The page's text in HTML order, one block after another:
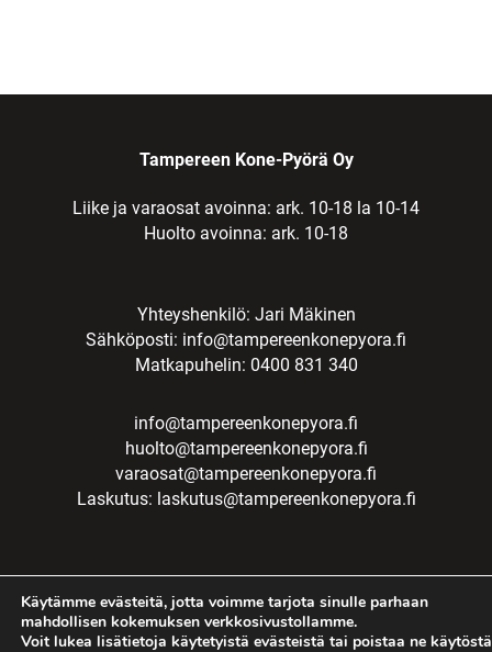
Tampereen Kone-Pyörä Oy
Liike ja varaosat avoinna: ark. 10-18 la 10-14
Huolto avoinna: ark. 10-18
Yhteyshenkilö: Jari Mäkinen
Sähköposti: info@tampereenkonepyora.fi
Matkapuhelin: 0400 831 340
info@tampereenkonepyora.fi
huolto@tampereenkonepyora.fi
varaosat@tampereenkonepyora.fi
Laskutus: laskutus@tampereenkonepyora.fi
Käytämme evästeitä, jotta voimme tarjota sinulle parhaan
mahdollisen kokemuksen verkkosivustollamme.
Voit lukea lisätietoja käytetyistä evästeistä tai poistaa ne käytöstä